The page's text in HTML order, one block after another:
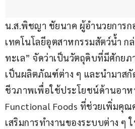
น.ส.พิชญา ชัยนาค ผู้อำนวยการ
เทคโนโลยีอุตสาหกรรมสัตว์น้ำ ก
ทะเล” จัดว่าเป็นวัตถุดิบที่มีศักย
เป็นผลิตภัณฑ์ต่าง ๆ และนำมาสกั
ชีวภาพเพื่อใช้ประโยชน์ด้านอา
Functional Foods ที่ช่วยเพิ่มคุณ
เสริมการทำงานของระบบต่าง ๆ